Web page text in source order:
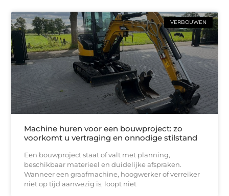
VERBOUWEN
Machine huren voor een bouwproject: zo
voorkomt u vertraging en onnodige stilstand
Een bouwproject staat of valt met planning,
beschikbaar materieel en duidelijke afspraken.
Wanneer een graafmachine, hoogwerker of verreiker
niet op tijd aanwezig is, loopt niet